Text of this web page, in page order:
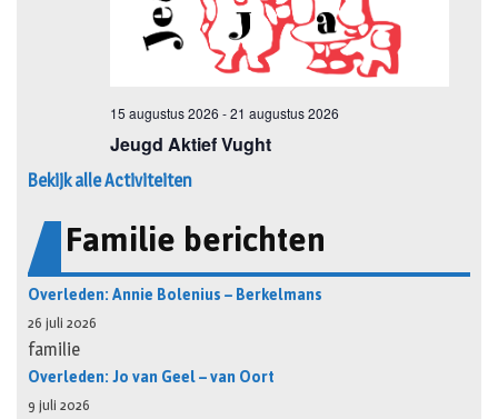
Bekijk alle Activiteiten
Familie berichten
Overleden: Annie Bolenius – Berkelmans
26 juli 2026
familie
Overleden: Jo van Geel – van Oort
9 juli 2026